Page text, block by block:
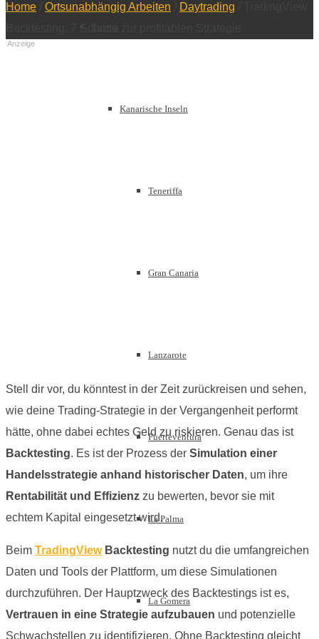
Kanarische Inseln
Teneriffa
Gran Canaria
Lanzarote
Fuerteventura
La Palma
La Gomera
Home Ortsunabhängig Arbeiten Daytrading
Anzeige
Stell dir vor, du könntest in der Zeit zurückreisen und sehen,
wie deine Trading-Strategie in der Vergangenheit performt
hätte, ohne dabei echtes Geld zu riskieren. Genau das ist
Backtesting. Es ist der Prozess der Simulation einer
Handelsstrategie anhand historischer Daten, um ihre
Rentabilität und Effizienz zu bewerten, bevor sie mit
echtem Kapital eingesetzt wird.
Beim TradingViewBacktesting nutzt du die umfangreichen
Daten und Tools der Plattform, um diese Simulationen
durchzuführen. Der Hauptzweck des Backtestings ist es,
Vertrauen in eine Strategie aufzubauen und potenzielle
Schwachstellen zu identifizieren. Ohne Backtesting gleicht